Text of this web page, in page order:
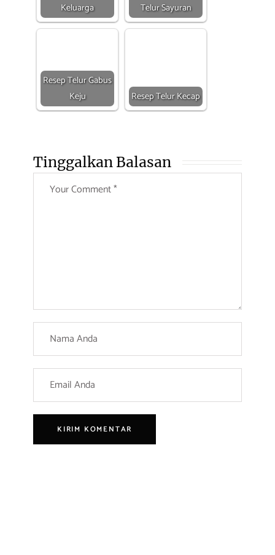
Keluarga
Telur Sayuran
Resep Telur Gabus
Keju
Resep Telur Kecap
Tinggalkan Balasan